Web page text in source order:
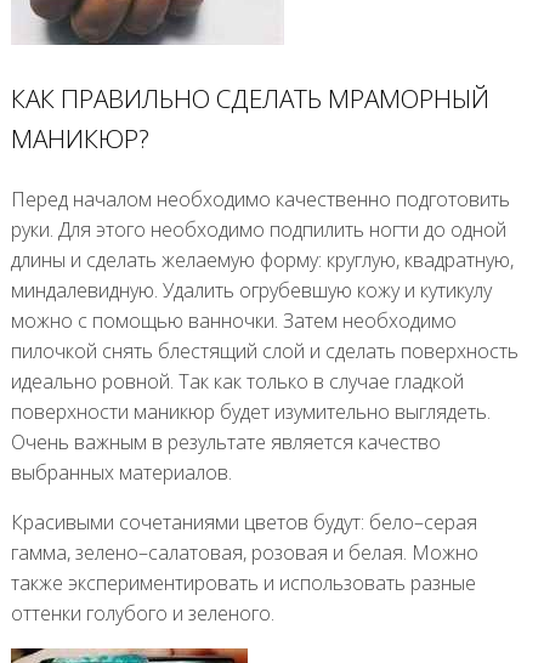
КАК ПРАВИЛЬНО СДЕЛАТЬ МРАМОРНЫЙ
МАНИКЮР?
Перед началом необходимо качественно подготовить
руки. Для этого необходимо подпилить ногти до одной
длины и сделать желаемую форму: круглую, квадратную,
миндалевидную. Удалить огрубевшую кожу и кутикулу
можно с помощью ванночки. Затем необходимо
пилочкой снять блестящий слой и сделать поверхность
идеально ровной. Так как только в случае гладкой
поверхности маникюр будет изумительно выглядеть.
Очень важным в результате является качество
выбранных материалов.
Красивыми сочетаниями цветов будут: бело–серая
гамма, зелено–салатовая, розовая и белая. Можно
также экспериментировать и использовать разные
оттенки голубого и зеленого.